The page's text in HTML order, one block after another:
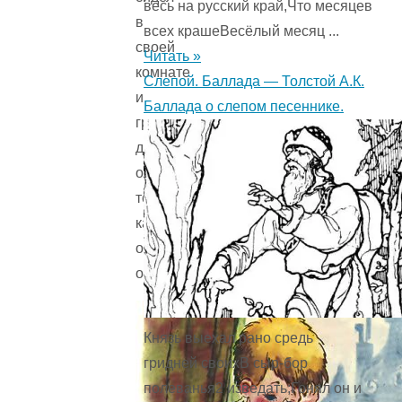
в
своей
комнате
и
грустно
думал
о
том,
какой
он
одинокий.
весь на русский край,Что месяцев
всех крашеВесёлый месяц ...
Читать »
Слепой. Баллада — Толстой А.К.
Баллада о слепом песеннике.
Князь выехал рано средь
гридней своихВ сыр-бор
полеванья2 изведать;Гонял он и